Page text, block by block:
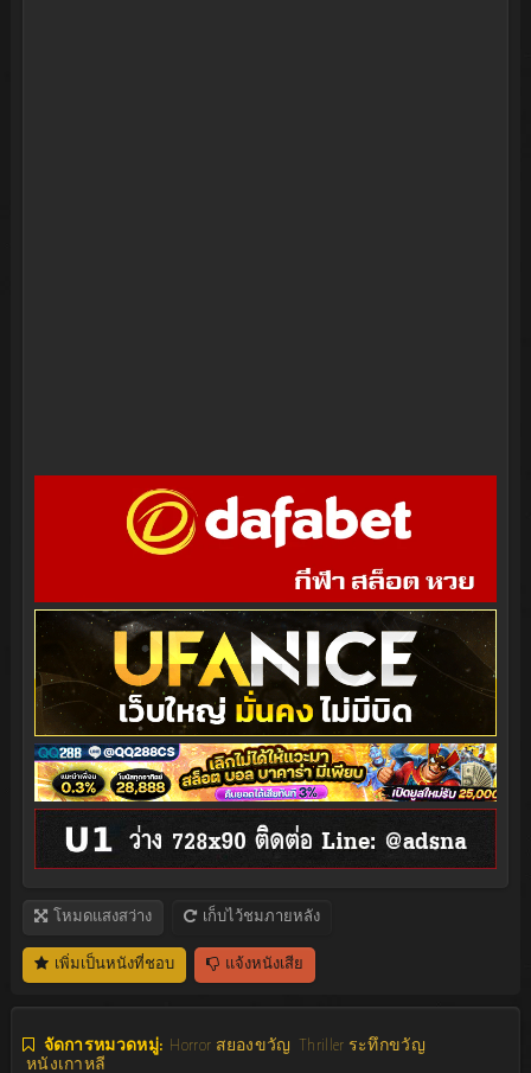
โหมดแสงสว่าง เก็บไว้ชมภายหลัง
เพิ่มเป็นหนังที่ชอบ แจ้งหนังเสีย
จัดการหมวดหมู่: Horror สยองขวัญ
Thriller ระทึกขวัญ
หนังเกาหลี